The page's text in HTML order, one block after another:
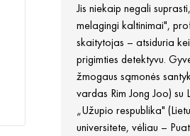
Jis niekaip negali
melagingi kaltinimai",
skaitytojas – atsiduria
prigimties detektyvu.
žmogaus sąmonės
vardas Rim Jong Joo)
„Užupio respublika"
universitete, vėliau –